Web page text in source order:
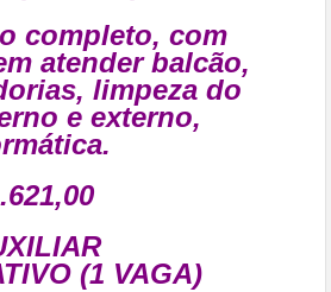
completo, com
atender balcão,
limpeza do
e externo,
(1 VAGA)